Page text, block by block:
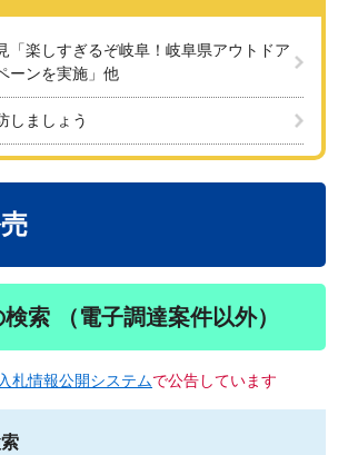
「楽しすぎるぞ岐阜！岐阜県アウトドア
ーンを実施」他
しましょう
索 （電子調達案件以外）
入札情報公開システムで公告しています